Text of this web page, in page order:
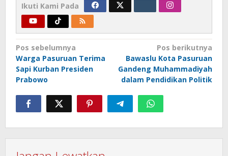
Ikuti Kami Pada
Navigasi
pos
Pos sebelumnya
Warga Pasuruan Terima
Sapi Kurban Presiden
Prabowo
Pos berikutnya
Bawaslu Kota Pasuruan
Gandeng Muhammadiyah
dalam Pendidikan Politik